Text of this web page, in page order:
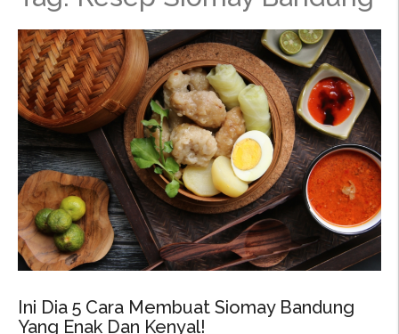
Ini Dia 5 Cara Membuat Siomay Bandung
Yang Enak Dan Kenyal!